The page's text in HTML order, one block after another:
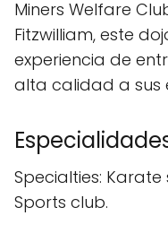
Miners Welfare
Fitzwilliam, este
experiencia de
alta calidad a sus
Specialties:
Sports club.